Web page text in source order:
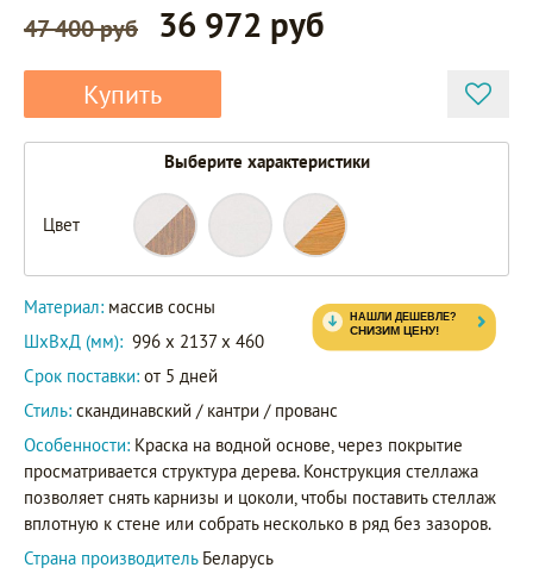
47 400 руб 36 972 руб
Купить
Выберите характеристики
Цвет
47105
41105
42105
Материал: массив сосны
ШxВxД (мм): 996 x 2137 x 460
Срок поставки: от 5 дней
Стиль: скандинавский / кантри / прованс
Особенности: Краска на водной основе, через покрытие
просматривается структура дерева. Конструкция стеллажа
позволяет снять карнизы и цоколи, чтобы поставить стеллаж
вплотную к стене или собрать несколько в ряд без зазоров.
Страна производитель Беларусь